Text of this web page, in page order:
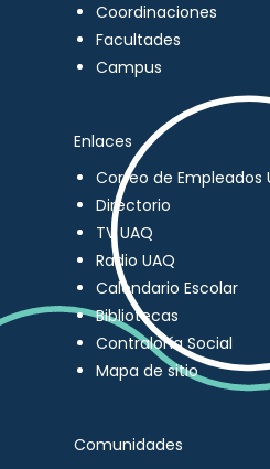
Coordinaciones
Facultades
Campus
Enlaces
Correo de Empleados
Directorio
TV UAQ
Radio UAQ
Calendario Escolar
Bibliotecas
Contraloría Social
Mapa de sitio
Comunidades